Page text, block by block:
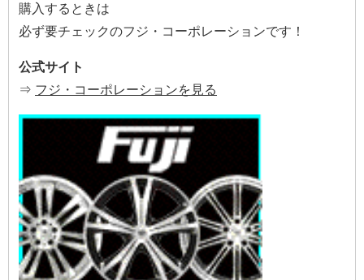
購入するときは
必ず要チェックのフジ・コーポレーションです！
公式サイト
⇒ フジ・コーポレーションを見る